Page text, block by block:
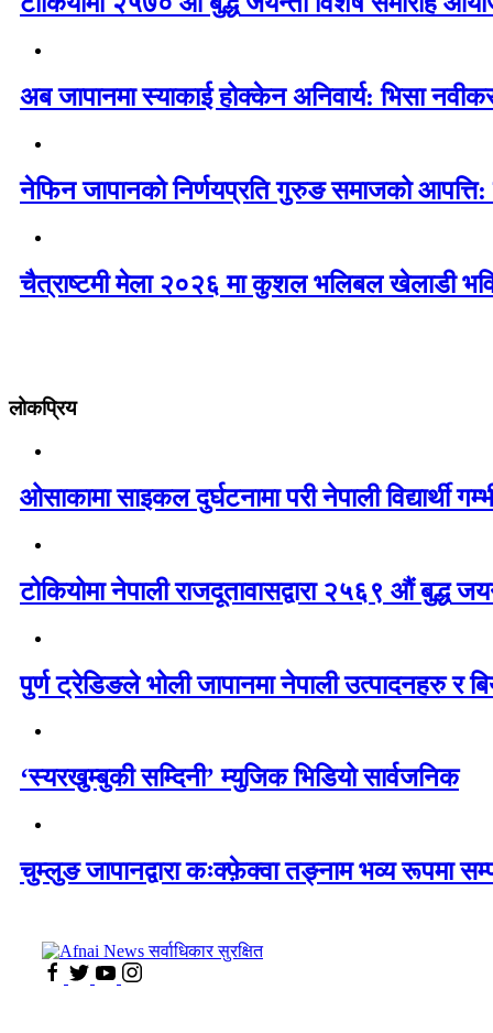
अब जापानमा स्याकाई होक्केन अनिवार्य: भिसा
नेफिन जापानको निर्णयप्रति गुरुङ समाजको आपत्ति:
चैत्राष्टमी मेला २०२६ मा कुशल भलिबल खेलाडी
लोकप्रिय
ओसाकामा साइकल दुर्घटनामा परी नेपाली विद्यार्थी
टोकियोमा नेपाली राजदूतावासद्वारा २५६९ औं बुद्ध
पुर्ण ट्रेडिङले भोली जापानमा नेपाली उत्पादनहरु र
‘स्यरखुम्बुकी सम्दिनी’ म्युजिक भिडियो सार्वजनिक
चुम्लुङ जापानद्वारा कःक्फ़ेक्वा तङ्नाम भव्य रूपमा